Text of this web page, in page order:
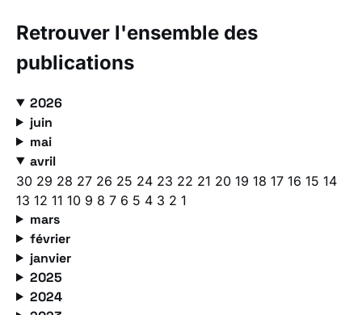
Retrouver l'ensemble des
publications
2026
juin
mai
avril
30 29 28 27 26 25 24 23 22 21 20 19 18 17 16 15 14
13 12 11 10 9 8 7 6 5 4 3 2 1
mars
février
janvier
2025
2024